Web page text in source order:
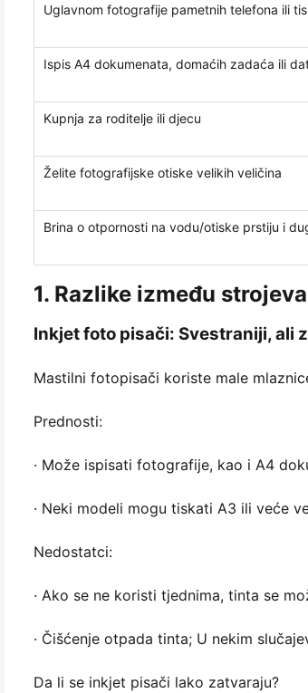
Uglavnom fotografije pametnih telefona ili
Ispis A4 dokumenata, domaćih zadaća ili
Kupnja za roditelje ili djecu
Želite fotografijske otiske velikih veličina
Brina o otpornosti na vodu/otiske prstiju i
1. Razlike između
Inkjet foto pisači: Svestraniji, ali
Mastilni fotopisači koriste male
Prednosti:
· Može ispisati fotografije, kao i A4
· Neki modeli mogu tiskati A3 ili veće
Nedostatci:
· Ako se ne koristi tjednima, tinta se
· Čišćenje otpada tinta; U nekim
Da li se inkjet pisači lako zatvaraju?